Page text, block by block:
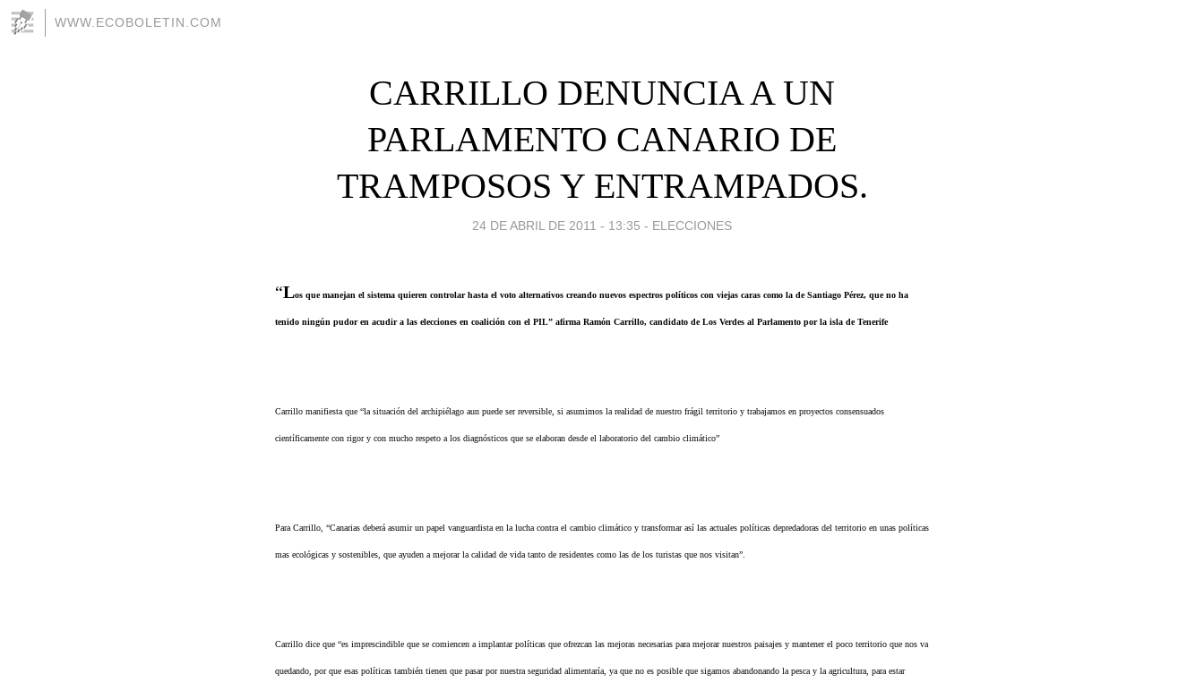
WWW.ECOBOLETIN.COM
CARRILLO DENUNCIA A UN
PARLAMENTO CANARIO DE
TRAMPOSOS Y ENTRAMPADOS.
24 DE ABRIL DE 2011 - 13:35 - ELECCIONES
“Los que manejan el sistema quieren controlar hasta el voto alternativos creando nuevos espectros políticos con viejas caras como la de Santiago Pérez, que no ha
tenido ningún pudor en acudir a las elecciones en coalición con el PIL” afirma Ramón Carrillo, candidato de Los Verdes al Parlamento por la isla de Tenerife
Carrillo manifiesta que “la situación del archipiélago aun puede ser reversible, si asumimos la realidad de nuestro frágil territorio y trabajamos en proyectos consensuados
científicamente con rigor y con mucho respeto a los diagnósticos que se elaboran desde el laboratorio del cambio climático”
Para Carrillo, “Canarias deberá asumir un papel vanguardista en la lucha contra el cambio climático y transformar así las actuales políticas depredadoras del territorio en unas políticas
mas ecológicas y sostenibles, que ayuden a mejorar la calidad de vida tanto de residentes como las de los turistas que nos visitan”.
Carrillo dice que “es imprescindible que se comiencen a implantar políticas que ofrezcan las mejoras necesarias para mejorar nuestros paisajes y mantener el poco territorio que nos va
quedando, por que esas políticas también tienen que pasar por nuestra seguridad alimentaría, ya que no es posible que sigamos abandonando la pesca y la agricultura, para estar